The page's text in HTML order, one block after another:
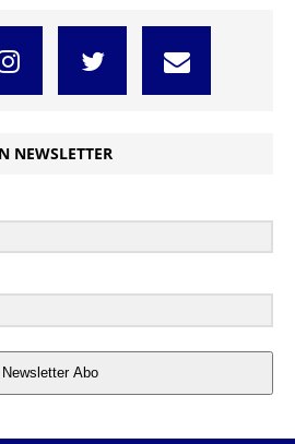
NEWSLETTER
Newsletter Abo